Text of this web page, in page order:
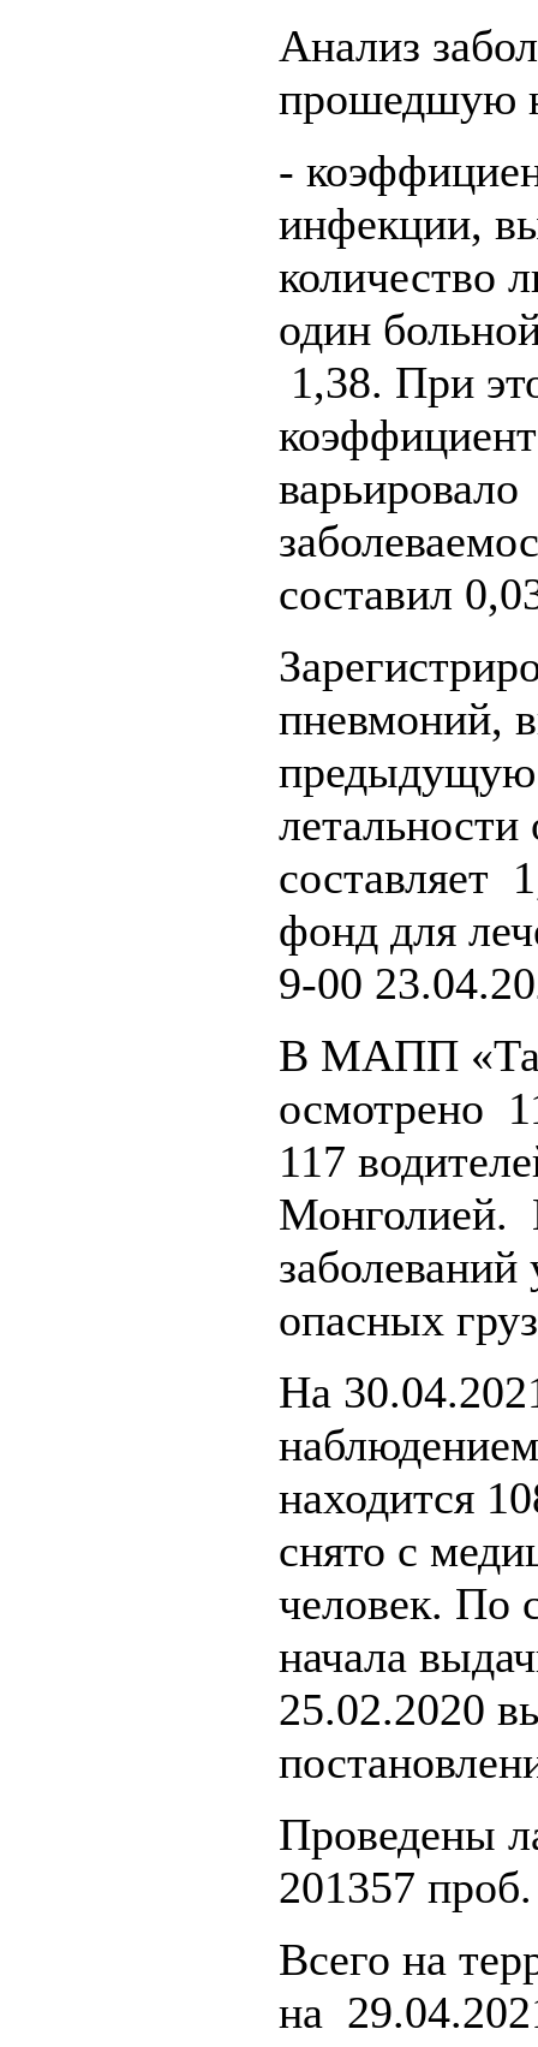
Анализ
прошедшую
-
инфекции,
количество
один
1,38. При
составил
пневмоний,
предыдущую
составляет
фонд для
9-00
В МАПП
осмотрено
117
Монголией.
опасных
На
находится
снято с
человек. По
начала
25.02.2020
Проведены
201357 проб.
Всего на
на